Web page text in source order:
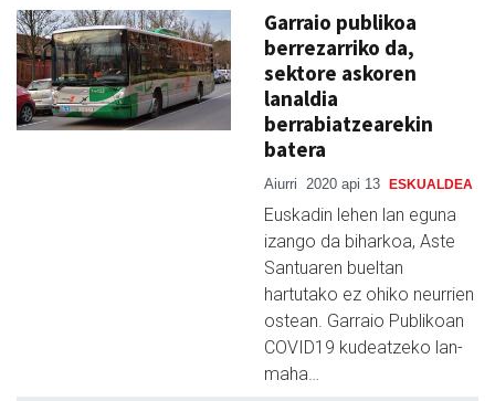
Garraio publikoa
berrezarriko da,
sektore askoren
lanaldia
berrabiatzearekin
batera
Aiurri 2020 api 13 ESKUALDEA
Euskadin lehen lan eguna
izango da biharkoa, Aste
Santuaren bueltan
hartutako ez ohiko neurrien
ostean. Garraio Publikoan
COVID19 kudeatzeko lan-
maha…